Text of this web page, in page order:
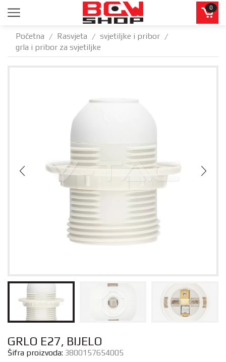
0
Početna / Rasvjeta / svjetiljke i pribor /
grla i pribor za svjetiljke
GRLO E27, BIJELO
Šifra proizvoda: 3800157654005